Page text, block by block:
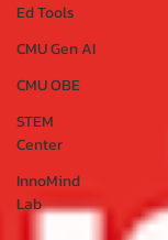
Ed Tools
CMU Gen AI
CMU OBE
STEM
Center
InnoMind
Lab